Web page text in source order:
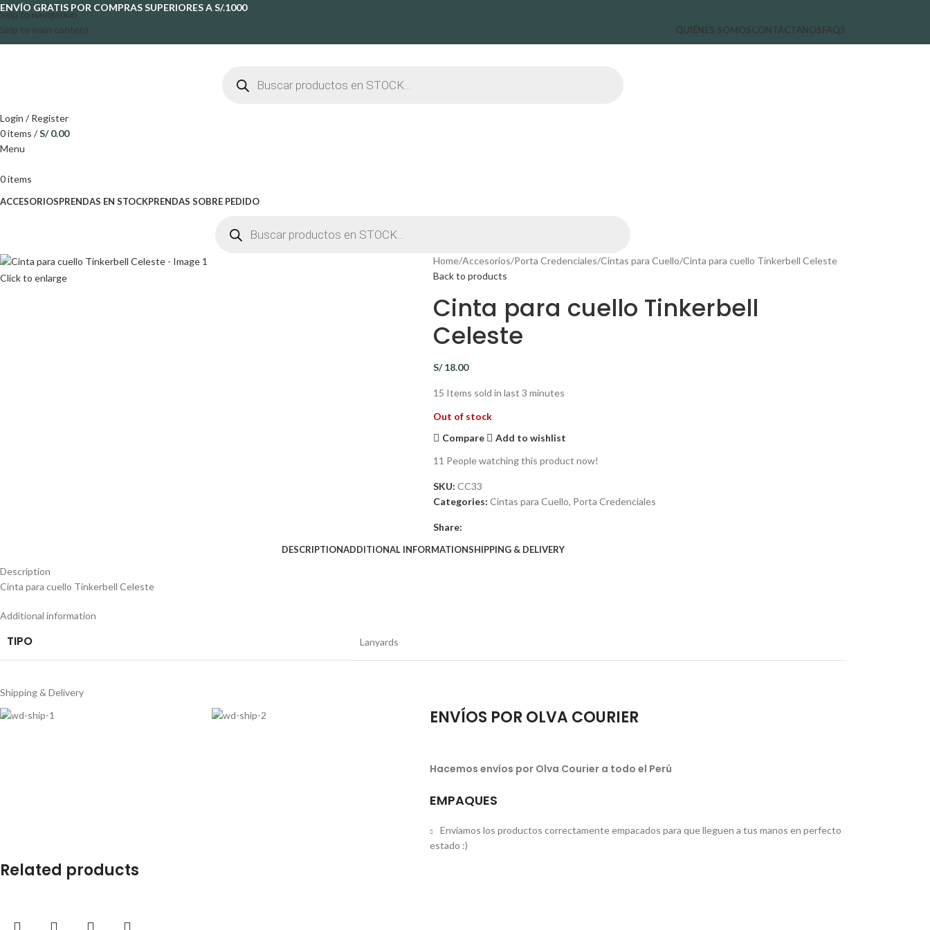
Skip to navigation
Skip to main content
ENVÍO GRATIS POR COMPRAS SUPERIORES A S/.1000
QUIÉNES SOMOSCONTÁCTANOSFAQS
Login / Register
0items /S/0.00
Menu
0items
ACCESORIOSPRENDAS EN STOCKPRENDAS SOBRE PEDIDO
Click to enlarge
Home Accesorios Porta Credenciales Cintas para Cuello Cinta para cuello Tinkerbell Celeste
Back to products
Cinta para cuello Tinkerbell
Celeste
S/18.00
15 Items sold in last 3 minutes
Out of stock
Compare
Add to wishlist
11 People watching this product now!
SKU: CC33
Categories: Cintas para Cuello, Porta Credenciales
Share:
DESCRIPTIONADDITIONAL INFORMATIONSHIPPING & DELIVERY
Description
Cinta para cuello Tinkerbell Celeste
Additional information
TIPO Lanyards
Shipping & Delivery
ENVÍOS POR OLVA COURIER
Hacemos envíos por Olva Courier a todo el Perú
EMPAQUES
Enviamos los productos correctamente empacados para que lleguen a tus manos en perfecto
estado :)
Related products